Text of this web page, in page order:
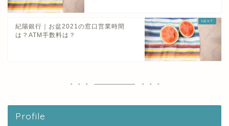
紀陽銀行｜お盆2021の窓口営業時間
は？ATM手数料は？
Profile